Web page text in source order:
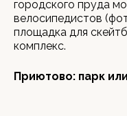
городского пруда
велосипедистов
площадка для
комплекс.
Приютово: парк